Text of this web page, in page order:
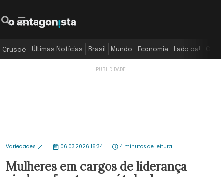
Crusoé Últimas Notícias Brasil Mundo Economia Lado oa!
Variedades 06.03.2026 16:34 4 minutos de leitura
Mulheres em cargos de liderança